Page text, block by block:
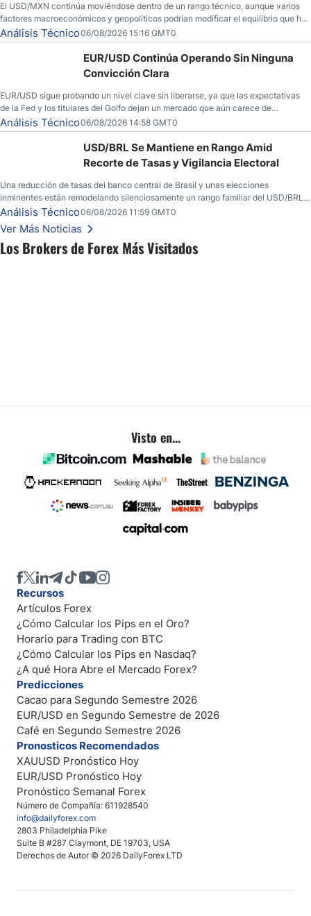
Los Brokers de Forex Más Visitados
El USD/MXN continúa moviéndose dentro de un rango técnico, aunque varios
factores macroeconómicos y geopolíticos podrían modificar el equilibrio que ha
dominado al mercado en las últimas semanas.
Análisis Técnico06/08/2026 15:16 GMT0
EUR/USD Continúa Operando Sin Ninguna
Convicción Clara
EUR/USD sigue probando un nivel clave sin liberarse, ya que las expectativas
de la Fed y los titulares del Golfo dejan un mercado que aún carece de
convicción real.
Análisis Técnico06/08/2026 14:58 GMT0
USD/BRL Se Mantiene en Rango Amid
Recorte de Tasas y Vigilancia Electoral
Una reducción de tasas del banco central de Brasil y unas elecciones
inminentes están remodelando silenciosamente un rango familiar del USD/BRL.
Una reducción de tasas por parte del banco central de Brasil y unas elecciones
inminentes están remodelando silenciosamente un rango familiar del USD/BRL.
Esto es lo que los traders están observando a continuación.
Análisis Técnico06/08/2026 11:59 GMT0
Ver Más Noticias
Visto en...
Número de Compañía: 611928540
info@dailyforex.com
2803 Philadelphia Pike
Suite B #287 Claymont, DE 19703, USA
Derechos de Autor © 2026 DailyForex LTD
Recursos
Artículos Forex
¿Cómo Calcular los Pips en el Oro?
Horario para Trading con BTC
¿Cómo Calcular los Pips en Nasdaq?
¿A qué Hora Abre el Mercado Forex?
Predicciones
Cacao para Segundo Semestre 2026
EUR/USD en Segundo Semestre de 2026
Café en Segundo Semestre 2026
Pronosticos Recomendados
XAUUSD Pronóstico Hoy
EUR/USD Pronóstico Hoy
Pronóstico Semanal Forex